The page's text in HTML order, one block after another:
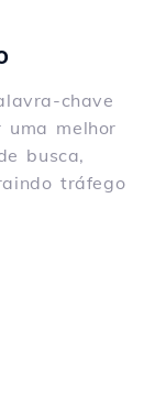
chave
melhor
busca,
tráfego